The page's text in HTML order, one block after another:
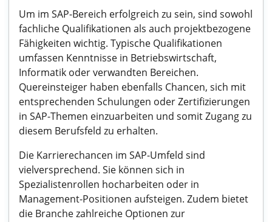
Um im SAP-Bereich erfolgreich zu sein, sind sowohl
fachliche Qualifikationen als auch projektbezogene
Fähigkeiten wichtig. Typische Qualifikationen
umfassen Kenntnisse in Betriebswirtschaft,
Informatik oder verwandten Bereichen.
Quereinsteiger haben ebenfalls Chancen, sich mit
entsprechenden Schulungen oder Zertifizierungen
in SAP-Themen einzuarbeiten und somit Zugang zu
diesem Berufsfeld zu erhalten.
Die Karrierechancen im SAP-Umfeld sind
vielversprechend. Sie können sich in
Spezialistenrollen hocharbeiten oder in
Management-Positionen aufsteigen. Zudem bietet
die Branche zahlreiche Optionen zur